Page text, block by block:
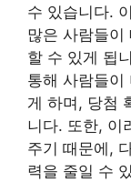
수 있습니다.
많은 사람들이
할 수 있게 됩
통해 사람들이
게 하며, 당첨
니다. 또한, 이
주기 때문에,
력을 줄일 수